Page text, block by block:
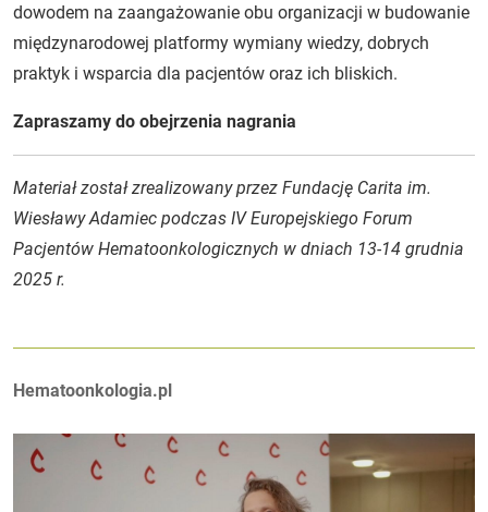
dowodem na zaangażowanie obu organizacji w budowanie
międzynarodowej platformy wymiany wiedzy, dobrych
praktyk i wsparcia dla pacjentów oraz ich bliskich.
Zapraszamy do obejrzenia nagrania
Materiał został zrealizowany przez Fundację Carita im.
Wiesławy Adamiec podczas IV Europejskiego Forum
Pacjentów Hematoonkologicznych w dniach 13-14 grudnia
2025 r.
Autorzy:
Hematoonkologia.pl